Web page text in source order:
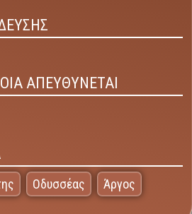
ΑΠΕΥΘΥΝΕΤΑΙ
Οδυσσέας Άργος